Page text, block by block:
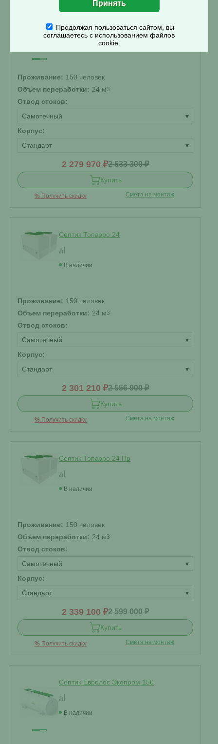
Септик Топас 150 Пр
Проживание: 150 человек
Объем переработки: 24 м3
Отвод стоков:
Самотечный
▾
Корпус:
Стандарт
▾
2 279 970 ₽2 533 300 ₽
Купить
% Получить скидку Смета на монтаж
Септик Топаэро 24
В наличии
Проживание: 150 человек
Объем переработки: 24 м3
Отвод стоков:
Самотечный
▾
Корпус:
Стандарт
▾
2 301 210 ₽2 556 900 ₽
Купить
% Получить скидку Смета на монтаж
Септик Топаэро 24 Пр
В наличии
Проживание: 150 человек
Объем переработки: 24 м3
Отвод стоков:
Самотечный
▾
Корпус:
Стандарт
▾
2 339 100 ₽2 599 000 ₽
Купить
% Получить скидку Смета на монтаж
Септик Евролос Экопром 150
В наличии
Продолжая пользоваться сайтом, вы
соглашаетесь с использованием файлов
cookie.